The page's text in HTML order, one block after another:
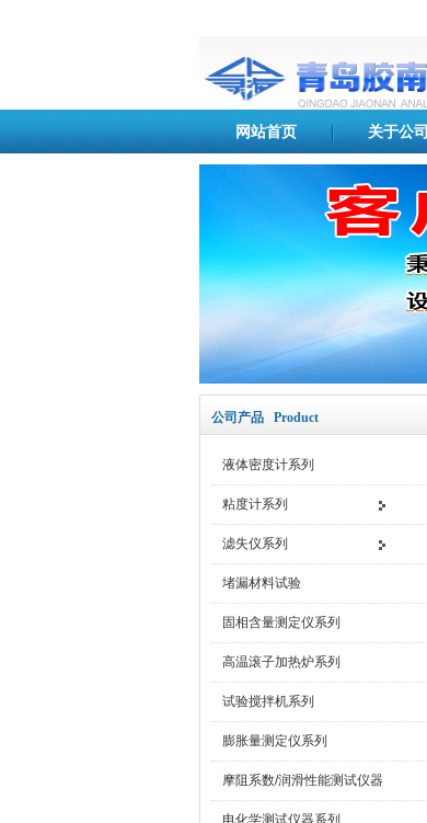
网站首页 关于公司
公司产品 Product
液体密度计系列
粘度计系列
滤失仪系列
堵漏材料试验
固相含量测定仪系列
高温滚子加热炉系列
试验搅拌机系列
膨胀量测定仪系列
摩阻系数/润滑性能测试仪器
电化学测试仪器系列